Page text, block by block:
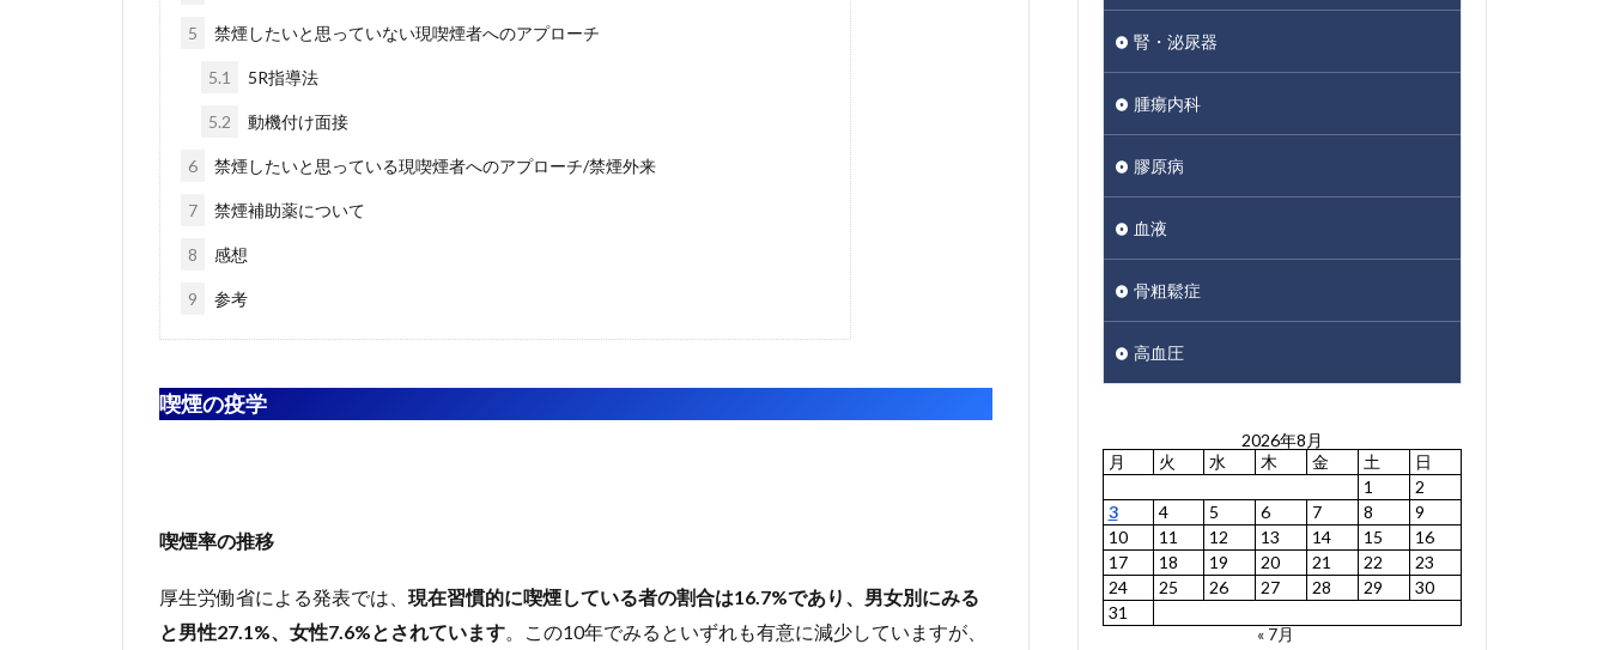
5 禁煙したいと思っていない現喫煙者へのアプローチ
5.1 5R指導法
5.2 動機付け面接
6 禁煙したいと思っている現喫煙者へのアプローチ/禁煙外来
7 禁煙補助薬について
8 感想
9 参考
喫煙の疫学
喫煙率の推移
厚生労働省による発表では、 現在習慣的に喫煙している者の割合は16.7%であり、男女別にみる
と男性27.1%、女性7.6%とされています 。この10年でみるといずれも有意に減少していますが、
腎・泌尿器
腫瘍内科
膠原病
血液
骨粗鬆症
高血圧
2026年8月
月
火 水 木 金 土
日
1
2
3
4 5 6 7 8
9
10
11 12 13 14 15
16
17
18 19 20 21 22
23
24
25 26 27 28 29
30
31
« 7月